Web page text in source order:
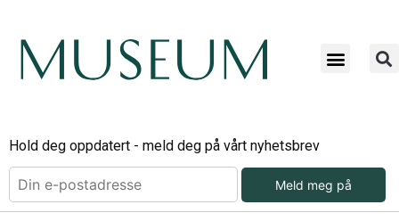
Hold deg oppdatert - meld deg på vårt nyhetsbrev
Meld meg på